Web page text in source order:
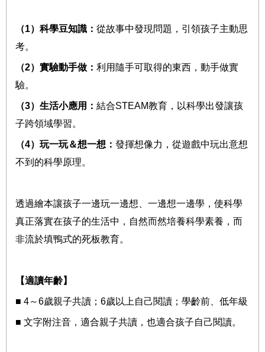
（1）科學豆知識： 從故事中發現問題，引領孩子主動思
考。
（2）實驗動手做： 利用隨手可取得的東西，動手做實
驗。
（3）生活小應用： 結合STEAM教育，以科學出發讓孩
子跨領域學習。
（4）玩一玩＆想一想： 發揮想像力，從遊戲中玩出意想
不到的科學原理。
透過繪本讓孩子一邊玩一邊想、一邊想一邊學，使科學
真正落實在孩子的生活中，自然而然培養科學素養，而
非流於填鴨式的死板教育。
【適讀年齡】
■ 4～6歲親子共讀； 6歲以上自己閱讀；學齡前、低年級
■ 文字附注音，適合親子共讀，也適合孩子自己閱讀。